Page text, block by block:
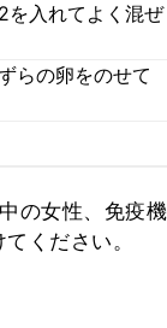
を入れてよく混ぜ
らの卵をのせて
の女性、免疫機
ください。